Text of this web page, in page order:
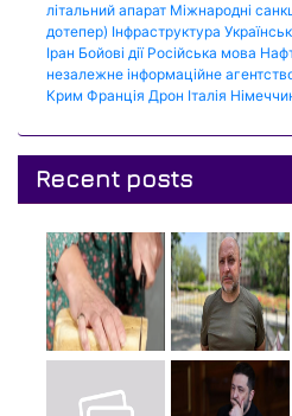
літальний апарат Міжнародні
дотепер) Інфраструктура
Іран Бойові дії Російська мова
незалежне інформаційне
Крим Франція Дрон Італія
Recent posts